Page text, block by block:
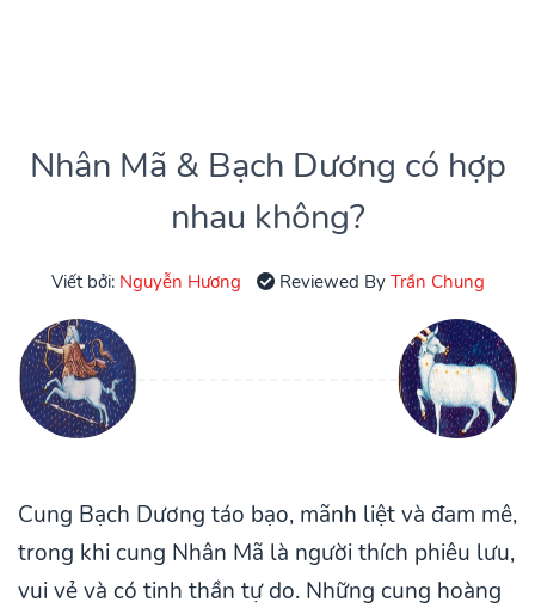
Nhân Mã & Bạch Dương có hợp
nhau không?
Viết bởi: Nguyễn Hương Reviewed ByTrần Chung
Cung Bạch Dương táo bạo, mãnh liệt và đam mê,
trong khi cung Nhân Mã là người thích phiêu lưu,
vui vẻ và có tinh thần tự do. Những cung hoàng